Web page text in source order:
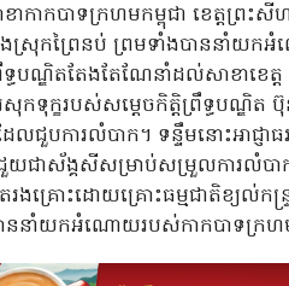
ាកបាទក្រហមកម្ពុជា ខេត្តព្រះ
ស្រុកព្រៃនប់ ព្រមទាំងបាននាំយក
ធបណ្ឌិតតែងតែណែនាំដល់សាខាខេ
រសុកទុក្ខរបស់សម្តេចកិត្តិព្រឹទ្ធបណ្
ជួបការលំបាក។ ទន្ទឹមនោះអាជ្ញា
ជាស័ង្គសីសម្រាប់សម្រួលការលំបា
ងគ្រោះដោយគ្រោះធម្មជាតិខ្យល់ក
ននាំយកអំណោយរបស់កាកបាទក្រ